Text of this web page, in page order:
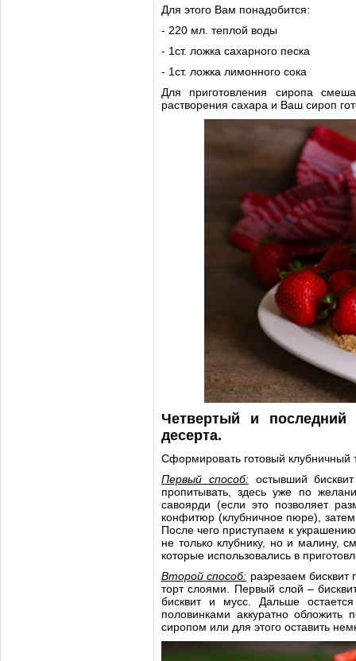
Для этого Вам понадобится:
- 220 мл. теплой воды
- 1ст. ложка сахарного песка
- 1ст. ложка лимонного сока
Для приготовления сиропа
растворения сахара и Ваш сироп
Четвертый и
десерта.
Сформировать готовый
Первый способ:остывший
пропитывать, здесь уже по
савоярди (если это позволяет
конфитюр (клубничное пюре),
После чего приступаем к
не только клубнику, но и малину,
которые использовались в
Второй способ: разрезаем
торт слоями. Первый слой –
бисквит и мусс. Дальше
половинками аккуратно
сиропом или для этого оставить